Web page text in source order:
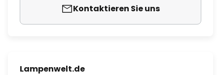
Kontaktieren Sie uns
Lampenwelt.de